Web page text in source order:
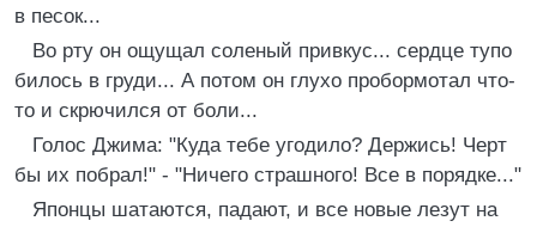
в песок...
Во рту он ощущал соленый привкус... сердце тупо
билось в груди... А потом он глухо пробормотал что-
то и скрючился от боли...
Голос Джима: "Куда тебе угодило? Держись! Черт
бы их побрал!" - "Ничего страшного! Все в порядке..."
Японцы шатаются, падают, и все новые лезут на